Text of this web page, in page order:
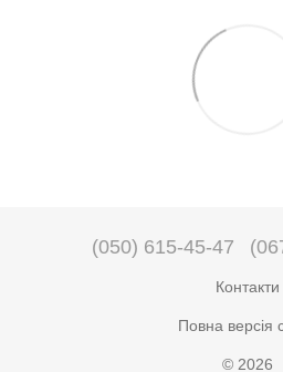
(050) 615-45-47
Контакти
Повна версія
© 2026